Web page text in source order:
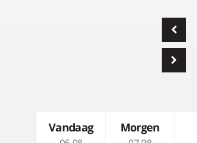
Vandaag Morgen